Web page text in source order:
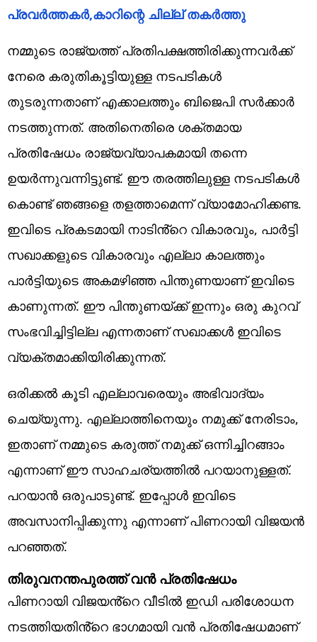
പ്രവർത്തകർ,കാറിന്റെ ചില്ല് തകര്‍ത്തു
നമ്മുടെ രാജ്യത്ത് പ്രതിപക്ഷത്തിരിക്കുന്നവർക്ക്
നേരെ കരുതികൂട്ടിയുള്ള നടപടികൾ
തുടരുന്നതാണ് എക്കാലത്തും ബിജെപി സർക്കാർ
നടത്തുന്നത്. അതിനെതിരെ ശക്തമായ
പ്രതിഷേധം രാജ്യവ്യാപകമായി തന്നെ
ഉയർന്നുവന്നിട്ടുണ്ട്. ഈ തരത്തിലുള്ള നടപടികൾ
കൊണ്ട് ഞങ്ങളെ തളത്താമെന്ന് വ്യാമോഹിക്കണ്ട.
ഇവിടെ പ്രകടമായി നാടിൻ്റെ വികാരവും, പാർട്ടി
സഖാക്കളുടെ വികാരവും എല്ലാ കാലത്തും
പാർട്ടിയുടെ അകമഴിഞ്ഞ പിന്തുണയാണ് ഇവിടെ
കാണുന്നത്. ഈ പിന്തുണയ്ക്ക് ഇന്നും ഒരു കുറവ്
സംഭവിച്ചിട്ടില്ല എന്നതാണ് സഖാക്കൾ ഇവിടെ
വ്യക്തമാക്കിയിരിക്കുന്നത്.
ഒരിക്കൽ കൂടി എല്ലാവരെയും അഭിവാദ്യം
ചെയ്യുന്നു. എല്ലാത്തിനെയും നമുക്ക് നേരിടാം,
ഇതാണ് നമ്മുടെ കരുത്ത് നമുക്ക് ഒന്നിച്ചിറങ്ങാം
എന്നാണ് ഈ സാഹചര്യത്തിൽ പറയാനുള്ളത്.
പറയാൻ ഒരുപാടുണ്ട്. ഇപ്പോൾ ഇവിടെ
അവസാനിപ്പിക്കുന്നു എന്നാണ് പിണറായി വിജയൻ
പറഞ്ഞത്.
തിരുവനന്തപുരത്ത് വൻ പ്രതിഷേധം
പിണറായി വിജയൻ്റെ വീടിൽ ഇഡി പരിശോധന
നടത്തിയതിൻ്റെ ഭാ​ഗമായി വൻ പ്രതിഷേധമാണ്